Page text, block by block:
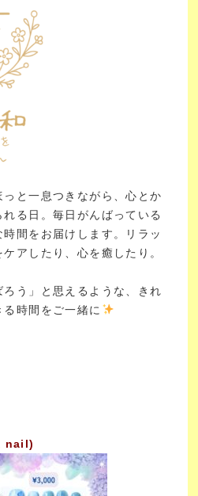
っと一息つきながら、心とか
れる日。毎日がんばっている
間をお届けします。 リラッ
アしたり、心を癒したり。
ろう」と思えるような、きれ
時間をご一緒に
nail)